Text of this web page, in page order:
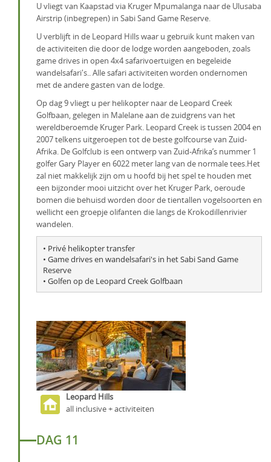
U vliegt van Kaapstad via Kruger Mpumalanga naar de Ulusaba
Airstrip (inbegrepen) in Sabi Sand Game Reserve.
U verblijft in de Leopard Hills waar u gebruik kunt maken van
de activiteiten die door de lodge worden aangeboden, zoals
game drives in open 4x4 safarivoertuigen en begeleide
wandelsafari's.. Alle safari activiteiten worden ondernomen
met de andere gasten van de lodge.
Op dag 9 vliegt u per helikopter naar de Leopard Creek
Golfbaan, gelegen in Malelane aan de zuidgrens van het
wereldberoemde Kruger Park. Leopard Creek is tussen 2004 en
2007 telkens uitgeroepen tot de beste golfcourse van Zuid-
Afrika. De Golfclub is een ontwerp van Zuid-Afrika’s nummer 1
golfer Gary Player en 6022 meter lang van de normale tees.Het
zal niet makkelijk zijn om u hoofd bij het spel te houden met
een bijzonder mooi uitzicht over het Kruger Park, oeroude
bomen die behuisd worden door de tientallen vogelsoorten en
wellicht een groepje olifanten die langs de Krokodillenrivier
wandelen.
• Privé helikopter transfer
• Game drives en wandelsafari's in het Sabi Sand Game
Reserve
• Golfen op de Leopard Creek Golfbaan
Leopard Hills
all inclusive + activiteiten
DAG 11